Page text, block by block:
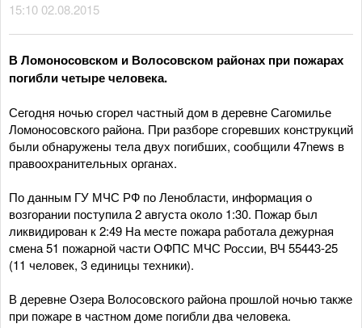
15:10 02.08.2015
В Ломоносовском и Волосовском районах при пожарах
погибли четыре человека.
Сегодня ночью сгорел частный дом в деревне Сагомилье
Ломоносовского района. При разборе сгоревших конструкций
были обнаружены тела двух погибших, сообщили 47news в
правоохранительных органах.
По данным ГУ МЧС РФ по Ленобласти, информация о
возгорании поступила 2 августа около 1:30. Пожар был
ликвидирован к 2:49 На месте пожара работала дежурная
смена 51 пожарной части ОФПС МЧС России, ВЧ 55443-25
(11 человек, 3 единицы техники).
В деревне Озера Волосовского района прошлой ночью также
при пожаре в частном доме погибли два человека.